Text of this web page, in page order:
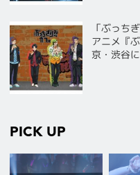
「ぶっち
アニメ『
京・渋谷
PICK UP